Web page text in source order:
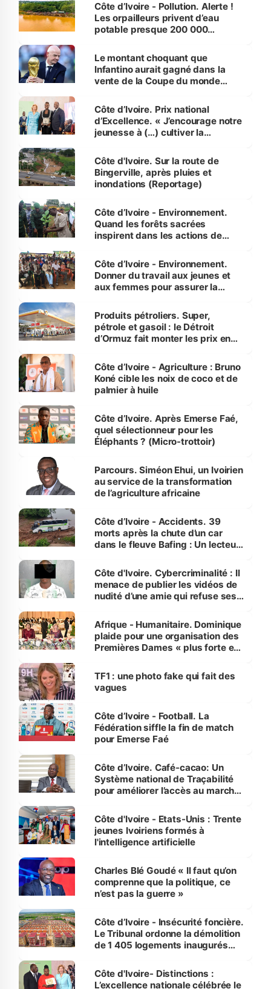
Côte d’Ivoire - Pollution. Alerte !
Les orpailleurs privent d’eau
potable presque 200 000
Le montant choquant que
Infantino aurait gagné dans la
vente de la Coupe du monde
Côte d’Ivoire. Prix national
d’Excellence. « J’encourage notre
jeunesse à (…) cultiver la
(Alassane Ouattara
Côte d'Ivoire. Sur la route de
Bingerville, après pluies et
inondations (Reportage)
Côte d’Ivoire - Environnement.
Quand les forêts sacrées
inspirent dans les actions de
Côte d’Ivoire - Environnement.
Donner du travail aux jeunes et
aux femmes pour assurer la
menacées
Produits pétroliers. Super,
pétrole et gasoil : le Détroit
d’Ormuz fait monter les prix en
Côte d’Ivoire - Agriculture : Bruno
Koné cible les noix de coco et de
palmier à huile
Côte d’Ivoire. Après Emerse Faé,
quel sélectionneur pour les
Éléphants ? (Micro-trottoir)
Parcours. Siméon Ehui, un Ivoirien
au service de la transformation
de l’agriculture africaine
Côte d’Ivoire - Accidents. 39
morts après la chute d’un car
dans le fleuve Bafing : Un lecteur
des Transports
Côte d'Ivoire. Cybercriminalité : Il
menace de publier les vidéos de
nudité d’une amie qui refuse ses
Afrique - Humanitaire. Dominique
plaide pour une organisation des
Premières Dames « plus forte et
sur la scène internationale »
TF1 : une photo fake qui fait des
vagues
Côte d’Ivoire - Football. La
Fédération siffle la fin de match
pour Emerse Faé
Côte d’Ivoire. Café-cacao: Un
Système national de Traçabilité
pour améliorer l’accès au marché
Côte d'Ivoire - Etats-Unis : Trente
jeunes Ivoiriens formés à
l'intelligence artificielle
Charles Blé Goudé « Il faut qu’on
comprenne que la politique, ce
n’est pas la guerre »
Côte d’Ivoire - Insécurité foncière.
Le Tribunal ordonne la démolition
de 1 405 logements inaugurés
Bassam
Côte d'Ivoire- Distinctions :
L’excellence nationale célébrée le